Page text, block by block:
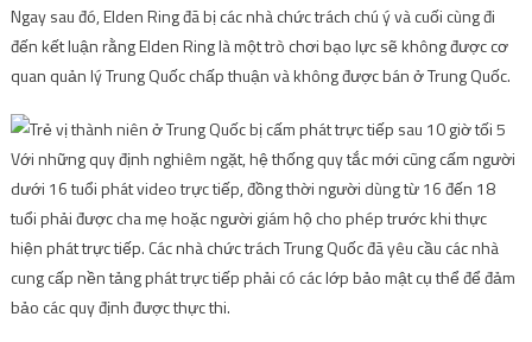
Ngay sau đó, Elden Ring đã bị các nhà chức trách chú ý và cuối cùng đi
đến kết luận rằng Elden Ring là một trò chơi bạo lực sẽ không được cơ
quan quản lý Trung Quốc chấp thuận và không được bán ở Trung Quốc.
Với những quy định nghiêm ngặt, hệ thống quy tắc mới cũng cấm người
dưới 16 tuổi phát video trực tiếp, đồng thời người dùng từ 16 đến 18
tuổi phải được cha mẹ hoặc người giám hộ cho phép trước khi thực
hiện phát trực tiếp. Các nhà chức trách Trung Quốc đã yêu cầu các nhà
cung cấp nền tảng phát trực tiếp phải có các lớp bảo mật cụ thể để đảm
bảo các quy định được thực thi.